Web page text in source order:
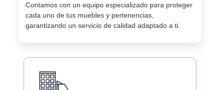
Contamos con un equipo especializado para proteger
cada uno de tus muebles y pertenencias,
garantizando un servicio de calidad adaptado a ti.